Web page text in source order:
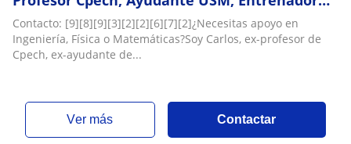
de Estudiantes (UTFSM, UNAB)
Contacto: [9][8][9][3][2][2][6][7][2]¿Necesitas apoyo en
Ingeniería, Física o Matemáticas?Soy Carlos, ex-profesor de
Cpech, ex-ayudante de...
ver más Contactar